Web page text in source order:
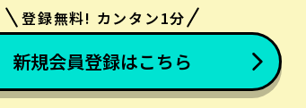
登録無料! カンタン1分
新規会員登録はこちら